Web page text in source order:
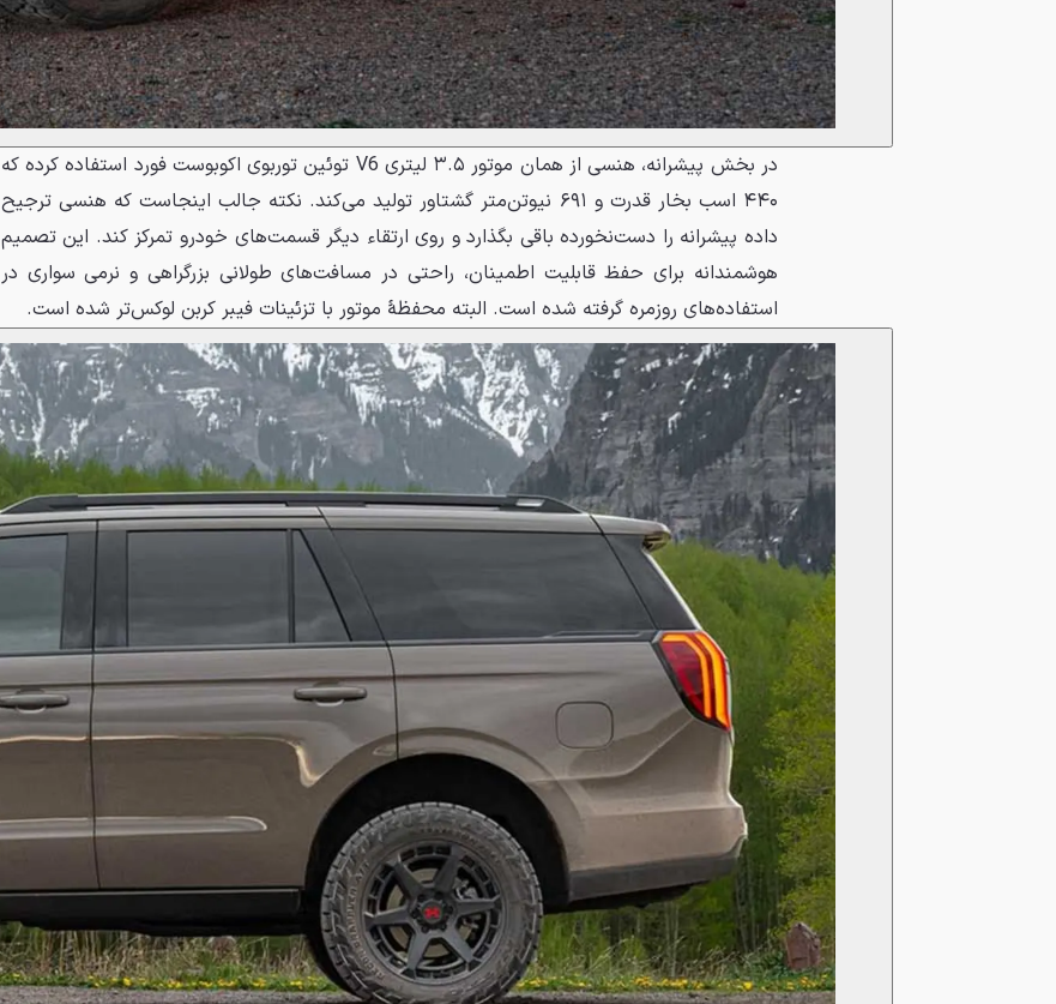
در بخش پیشرانه، هنسی از همان موتور ۳.۵ لیتری V6 توئین توربوی اکوبوست فورد استفاده کرده که
۴۴۰ اسب بخار قدرت و ۶۹۱ نیوتن‌متر گشتاور تولید می‌کند. نکته جالب اینجاست که هنسی ترجیح
داده پیشرانه را دست‌نخورده باقی بگذارد و روی ارتقاء دیگر قسمت‌های خودرو تمرکز کند. این تصمیم
هوشمندانه برای حفظ قابلیت اطمینان، راحتی در مسافت‌های طولانی بزرگراهی و نرمی سواری در
استفاده‌های روزمره گرفته شده است. البته محفظهٔ موتور با تزئینات فیبر کربن لوکس‌تر شده است.